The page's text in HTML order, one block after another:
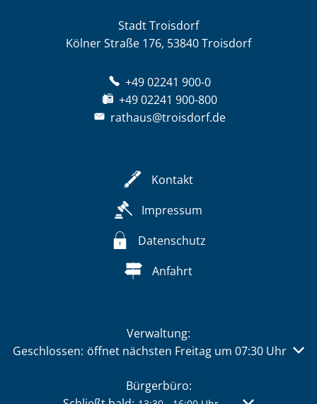
Stadt Troisdorf
Kölner Straße 176, 53840 Troisdorf
+49 02241 900-0
+49 02241 900-800
rathaus@troisdorf.de
Kontakt
Impressum
Datenschutz
Anfahrt
Verwaltung:
Klicken, um weitere Öffnungs- oder Schließzeiten
Geschlossen: öffnet nächsten Freitag um 07:30 Uhr
Bürgerbüro: